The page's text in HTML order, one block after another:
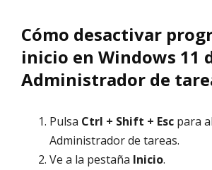
Cómo desactivar
inicio en Windows 11
Administrador de
Pulsa Ctrl + Shift + Esc para
Administrador de tareas.
Ve a la pestaña Inicio.